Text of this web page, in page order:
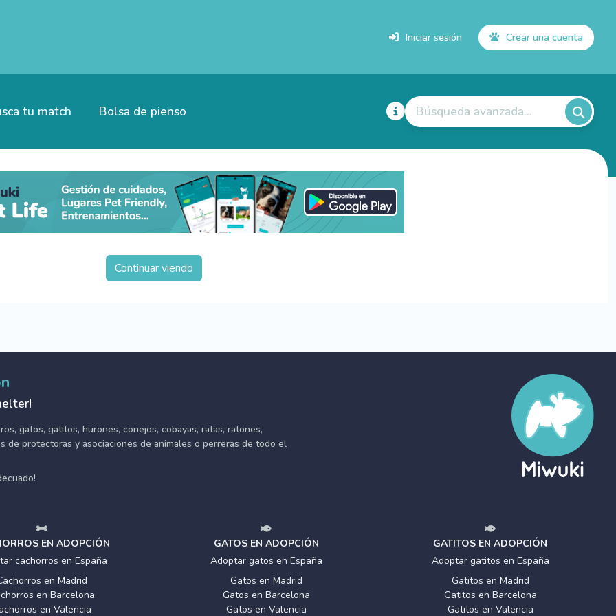
Iniciar sesión Crear una cuenta
tu match Bolsa de pienso Búsqueda avanzada...
Continuar viendo
gatos, gatitos, hurones, conejos, cobayas, ratas, ratones,
de protectoras y asociaciones de animales o perreras de todo el
EN ADOPCIÓN
cachorros en España
en Madrid
en Barcelona
en Valencia
GATOS EN ADOPCIÓN
Adoptar gatos en España
Gatos en Madrid
Gatos en Barcelona
Gatos en Valencia
GATITOS EN ADOPCIÓN
Adoptar gatitos en España
Gatitos en Madrid
Gatitos en Barcelona
Gatitos en Valencia